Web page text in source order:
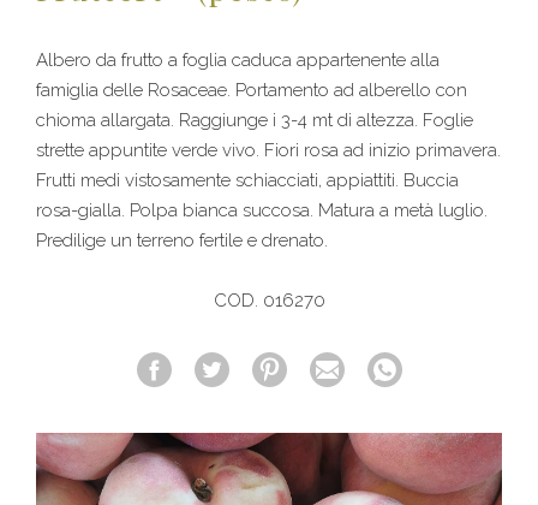
Albero da frutto a foglia caduca appartenente alla
famiglia delle Rosaceae. Portamento ad alberello con
chioma allargata. Raggiunge i 3-4 mt di altezza. Foglie
strette appuntite verde vivo. Fiori rosa ad inizio primavera.
Frutti medi vistosamente schiacciati, appiattiti. Buccia
rosa-gialla. Polpa bianca succosa. Matura a metà luglio.
Predilige un terreno fertile e drenato.
COD. 016270